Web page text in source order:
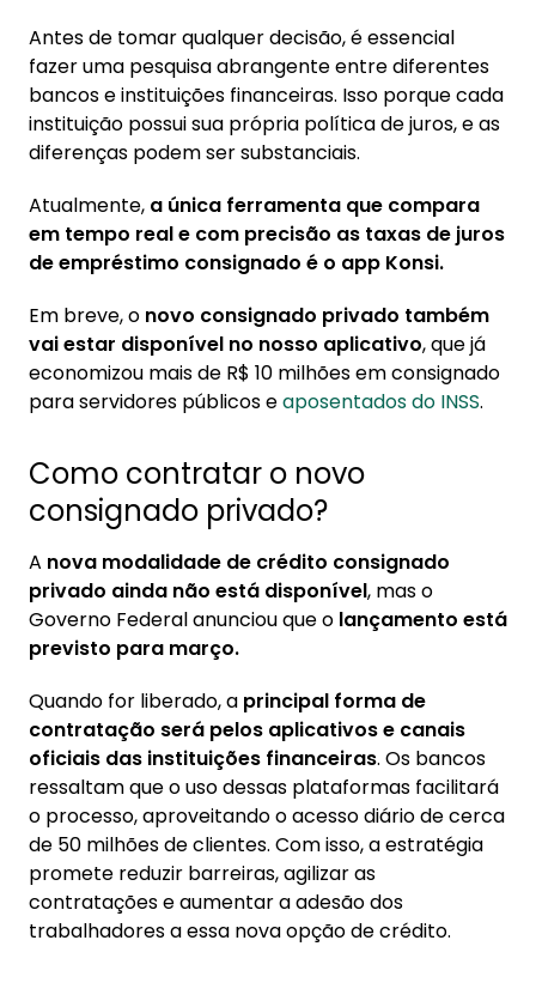
Antes de tomar qualquer decisão, é essencial
fazer uma pesquisa abrangente entre diferentes
bancos e instituições financeiras. Isso porque cada
instituição possui sua própria política de juros, e as
diferenças podem ser substanciais.
Atualmente, a única ferramenta que compara
em tempo real e com precisão as taxas de juros
de empréstimo consignado é o app Konsi.
Em breve, o novo consignado privado também
vai estar disponível no nosso aplicativo, que já
economizou mais de R$ 10 milhões em consignado
para servidores públicos eaposentados do INSS.
Como contratar o novo
consignado privado?
A nova modalidade de crédito consignado
privado ainda não está disponível, mas o
Governo Federal anunciou que o lançamento está
previsto para março.
Quando for liberado, a principal forma de
contratação será pelos aplicativos e canais
oficiais das instituições financeiras. Os bancos
ressaltam que o uso dessas plataformas facilitará
o processo, aproveitando o acesso diário de cerca
de 50 milhões de clientes. Com isso, a estratégia
promete reduzir barreiras, agilizar as
contratações e aumentar a adesão dos
trabalhadores a essa nova opção de crédito.